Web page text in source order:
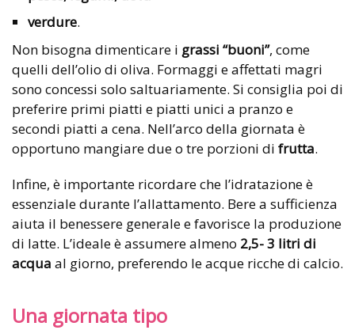
verdure.
Non bisogna dimenticare i grassi “buoni”, come
quelli dell’olio di oliva. Formaggi e affettati magri
sono concessi solo saltuariamente. Si consiglia poi di
preferire primi piatti e piatti unici a pranzo e
secondi piatti a cena. Nell’arco della giornata è
opportuno mangiare due o tre porzioni di frutta.
Infine, è importante ricordare che l’idratazione è
essenziale durante l’allattamento. Bere a sufficienza
aiuta il benessere generale e favorisce la produzione
di latte. L’ideale è assumere almeno 2,5- 3 litri di
acqua al giorno, preferendo le acque ricche di calcio.
Una giornata tipo